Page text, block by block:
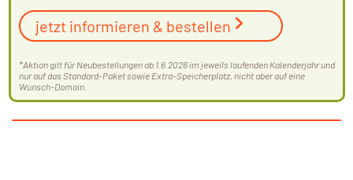
jetzt informieren & bestellen
*Aktion gilt für Neubestellungen ab 1.6.2026 im jeweils laufenden Kalenderjahr und
nur auf das Standard-Paket sowie Extra-Speicherplatz, nicht aber auf eine
Wunsch-Domain.